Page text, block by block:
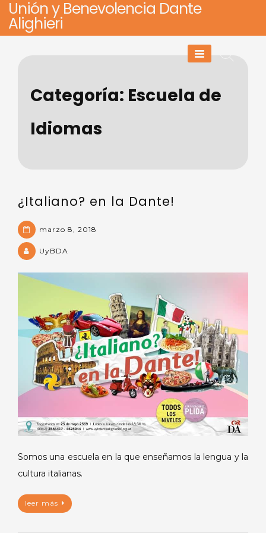
SkipUnión y Benevolencia Dante
Alighieri
Categoría: Escuela de
Idiomas
¿Italiano? en la Dante!
marzo 8, 2018
UyBDA
Somos una escuela en la que enseñamos la lengua y la
cultura italianas.
leer más